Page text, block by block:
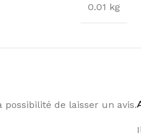
0.01 kg
de laisser un avis.